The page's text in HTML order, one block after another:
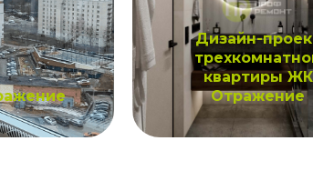
Дизайн-
квартиры ЖК
Отражение